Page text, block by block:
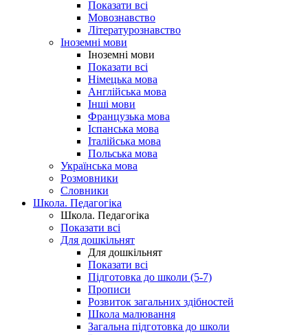
Показати всі
Мовознавство
Літературознавство
Іноземні мови
Іноземні мови
Показати всі
Німецька мова
Англійська мова
Інші мови
Французька мова
Іспанська мова
Італійська мова
Польська мова
Українська мова
Розмовники
Словники
Школа. Педагогіка
Школа. Педагогіка
Показати всі
Для дошкільнят
Для дошкільнят
Показати всі
Підготовка до школи (5-7)
Прописи
Розвиток загальних здібностей
Школа малювання
Загальна підготовка до школи